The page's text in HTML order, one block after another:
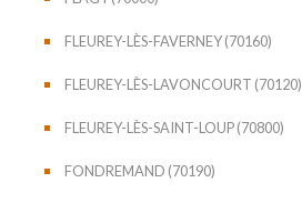
FLEUREY-LÈS-FAVERNEY (70160)
FLEUREY-LÈS-LAVONCOURT (70120)
FLEUREY-LÈS-SAINT-LOUP (70800)
FONDREMAND (70190)